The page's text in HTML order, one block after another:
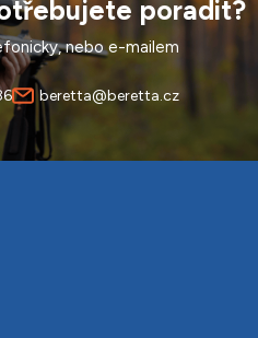
poradit?
nebo e-mailem
beretta@beretta.cz